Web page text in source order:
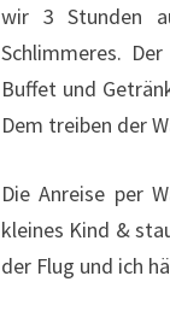
wir 3 Stunden
Schlimmeres.
Buffet und
Dem treiben der
Die Anreise per
kleines Kind &
der Flug und ich